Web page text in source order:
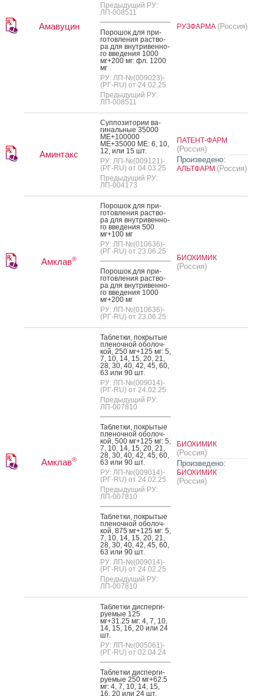
Амавуцин
Предыдущий РУ:
ЛП-008511
По­рошок для при­
готов­ле­ния рас­тво­
ра для внут­ри­вен­но­
го вве­дения 1000
мг+200 мг: фл. 1200
мг
РУ: ЛП-№(009023)-
(РГ-RU) от 24.02.25
Предыдущий РУ:
ЛП-008511
РУЗФАРМА (Россия)
Аминтакс
Суп­по­зито­рии ва­
гиналь­ные 35000
МЕ+100000
МЕ+35000 МЕ: 6, 10,
12, или 15 шт.
РУ: ЛП-№(009121)-
(РГ-RU) от 04.03.25
Предыдущий РУ:
ЛП-004173
ПАТЕНТ-ФАРМ
(Россия)
Произведено:
АЛЬТФАРМ (Россия)
Амклав®
По­рошок для при­
готов­ле­ния рас­тво­
ра для внут­ри­вен­но­
го вве­дения 500
мг+100 мг
РУ: ЛП-№(010636)-
(РГ-RU) от 23.06.25
По­рошок для при­
готов­ле­ния рас­тво­
ра для внут­ри­вен­но­
го вве­дения 1000
мг+200 мг
РУ: ЛП-№(010636)-
(РГ-RU) от 23.06.25
БИОХИМИК
(Россия)
Амклав®
Таб­летки, пок­ры­тые
пле­ноч­ной обо­лоч­
кой, 250 мг+125 мг: 5,
7, 10, 14, 15, 20, 21,
28, 30, 40, 42, 45, 60,
63 или 90 шт.
РУ: ЛП-№(009014)-
(РГ-RU) от 24.02.25
Предыдущий РУ:
ЛП-007810
Таб­летки, пок­ры­тые
пле­ноч­ной обо­лоч­
кой, 500 мг+125 мг: 5,
7, 10, 14, 15, 20, 21,
28, 30, 40, 42, 45, 60,
63 или 90 шт.
РУ: ЛП-№(009014)-
(РГ-RU) от 24.02.25
Предыдущий РУ:
ЛП-007810
Таб­летки, пок­ры­тые
пле­ноч­ной обо­лоч­
кой, 875 мг+125 мг: 5,
7, 10, 14, 15, 20, 21,
28, 30, 40, 42, 45, 60,
63 или 90 шт.
РУ: ЛП-№(009014)-
(РГ-RU) от 24.02.25
Предыдущий РУ:
ЛП-007810
БИОХИМИК
(Россия)
Произведено:
БИОХИМИК
(Россия)
Таб­летки дис­перги­
ру­емые 125
мг+31.25 мг: 4, 7, 10,
14, 15, 16, 20 или 24
шт.
РУ: ЛП-№(005061)-
(РГ-RU) от 02.04.24
Таб­летки дис­перги­
ру­емые 250 мг+62.5
мг: 4, 7, 10, 14, 15,
16, 20 или 24 шт.